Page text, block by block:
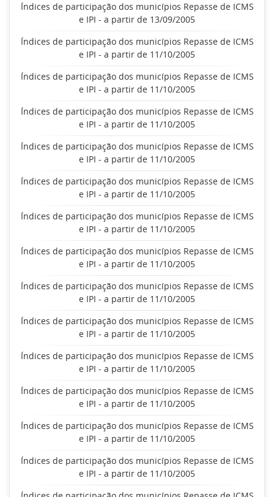
Índices de participação dos municípios Repasse de ICMS
e IPI - a partir de 13/09/2005
Índices de participação dos municípios Repasse de ICMS
e IPI - a partir de 11/10/2005
Índices de participação dos municípios Repasse de ICMS
e IPI - a partir de 11/10/2005
Índices de participação dos municípios Repasse de ICMS
e IPI - a partir de 11/10/2005
Índices de participação dos municípios Repasse de ICMS
e IPI - a partir de 11/10/2005
Índices de participação dos municípios Repasse de ICMS
e IPI - a partir de 11/10/2005
Índices de participação dos municípios Repasse de ICMS
e IPI - a partir de 11/10/2005
Índices de participação dos municípios Repasse de ICMS
e IPI - a partir de 11/10/2005
Índices de participação dos municípios Repasse de ICMS
e IPI - a partir de 11/10/2005
Índices de participação dos municípios Repasse de ICMS
e IPI - a partir de 11/10/2005
Índices de participação dos municípios Repasse de ICMS
e IPI - a partir de 11/10/2005
Índices de participação dos municípios Repasse de ICMS
e IPI - a partir de 11/10/2005
Índices de participação dos municípios Repasse de ICMS
e IPI - a partir de 11/10/2005
Índices de participação dos municípios Repasse de ICMS
e IPI - a partir de 11/10/2005